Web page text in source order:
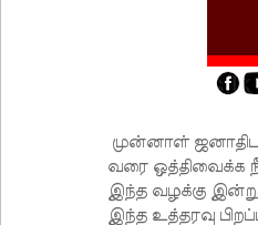
முன்னாள்
வரை ஒத்திவைக்க
இந்த வழக்கு
இந்த உத்தரவு